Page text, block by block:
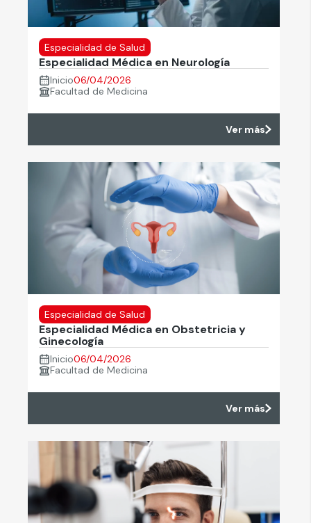
Especialidad de Salud
Especialidad Médica en Neurología
Inicio06/04/2026
Facultad de Medicina
Ver más
Especialidad de Salud
Especialidad Médica en Obstetricia y
Ginecología
Inicio06/04/2026
Facultad de Medicina
Ver más